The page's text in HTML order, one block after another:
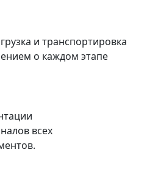
и транспортировка
о каждом этапе
всех